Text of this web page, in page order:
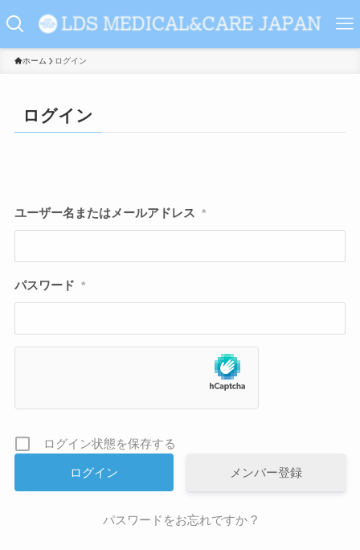
ホーム ログイン
ログイン
ユーザー名またはメールアドレス *
パスワード *
ログイン状態を保存する
メンバー登録
パスワードをお忘れですか ?